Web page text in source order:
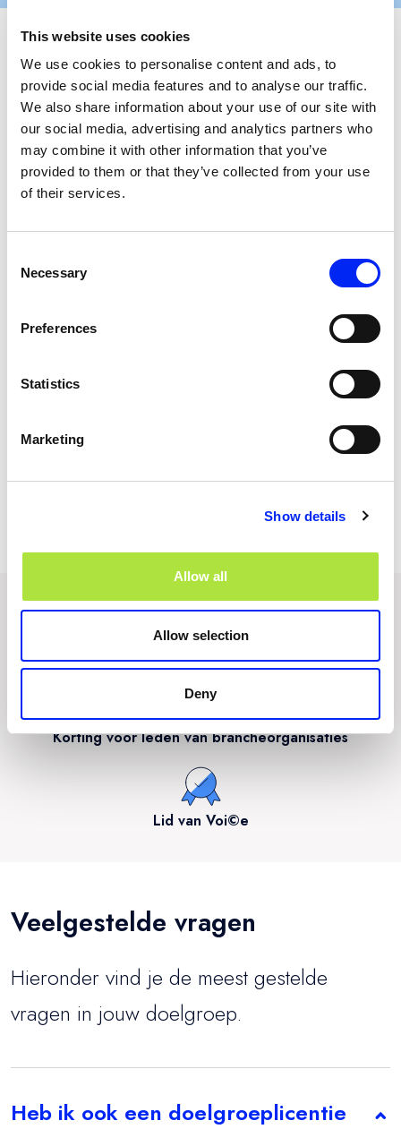
This website uses cookies
We use cookies to personalise content and ads, to
provide social media features and to analyse our traffic.
We also share information about your use of our site with
our social media, advertising and analytics partners who
may combine it with other information that you’ve
provided to them or that they’ve collected from your use
of their services.
Selection
Necessary
Preferences
Statistics
Marketing
Show details
Allow all
Allow selection
Deny
Tarieven 2026
Voor de licentie betaal je jaarlijks een vast bedrag. Daarmee
kun je een jaar lang onbeperkt tv-programma’s vertonen. De
kosten voor je licentie zijn afhankelijk van hoeveel tv’s er in je
fysiotherapiepraktijk aanwezig zijn.
€ 284,52
2 € 569,03
3 of meer € 853,55
De netto vergoeding bevat een korting van 33,3% en geldt bij
reactieperiode en blijft alleen behouden als je de factuur op tijd aan ons
van toepassing.
Korting voor leden van brancheorganisaties
Lid van Voi©e
Veelgestelde vragen
Hieronder vind je de meest gestelde
vragen in jouw doelgroep.
Heb ik ook een doelgroeplicentie